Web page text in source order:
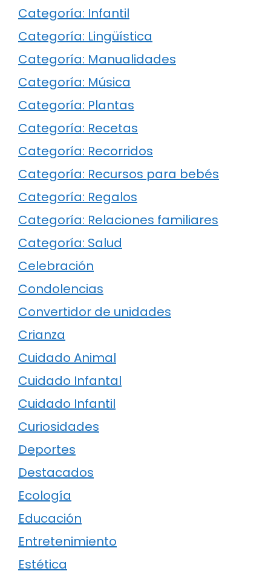
Categoría: Infantil
Categoría: Lingüística
Categoría: Manualidades
Categoría: Música
Categoría: Plantas
Categoría: Recetas
Categoría: Recorridos
Categoría: Recursos para bebés
Categoría: Regalos
Categoría: Relaciones familiares
Categoría: Salud
Celebración
Condolencias
Convertidor de unidades
Crianza
Cuidado Animal
Cuidado Infantal
Cuidado Infantil
Curiosidades
Deportes
Destacados
Ecología
Educación
Entretenimiento
Estética